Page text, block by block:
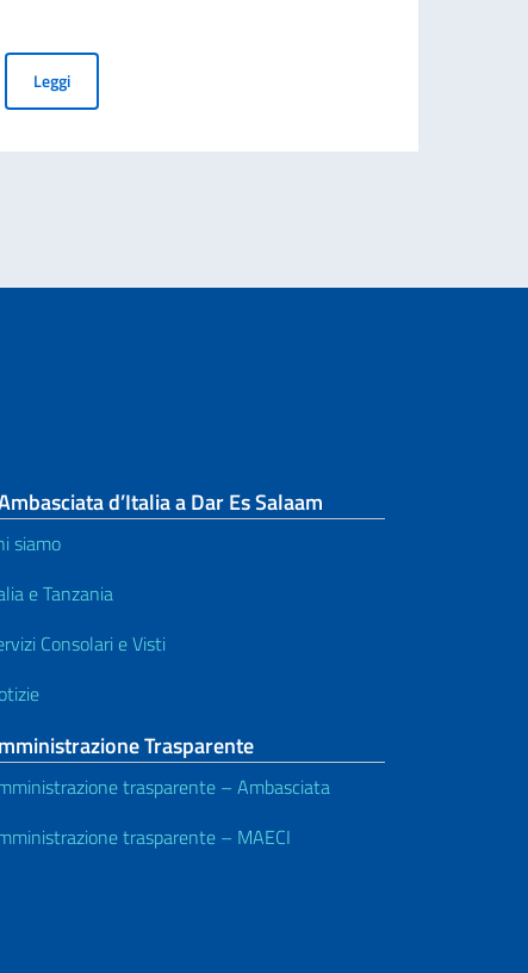
l’espatrio dal 3 agosto
LeggiII EDIZIONE DEL PROGRAMMA DI BORSE DI STUDIO 'L'ITALIA
d’Italia a Dar Es Salaam
siamo
e Tanzania
Consolari e Visti
Trasparente
trasparente – Ambasciata
trasparente – MAECI